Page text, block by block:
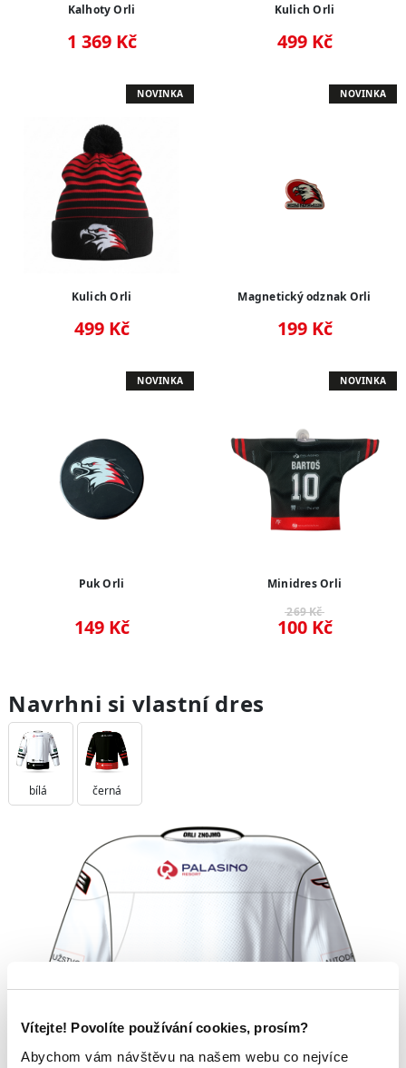
Vítejte! Povolíte používání cookies, prosím?
Abychom vám návštěvu na našem webu co nejvíce
Kalhoty Orli
1 369 Kč
Kulich Orli
499 Kč
NOVINKA
Kulich Orli
499 Kč
NOVINKA
Magnetický odznak Orli
199 Kč
NOVINKA
Puk Orli
149 Kč
NOVINKA
Minidres Orli
269 Kč
100 Kč
Navrhni si vlastní dres
bílá černá